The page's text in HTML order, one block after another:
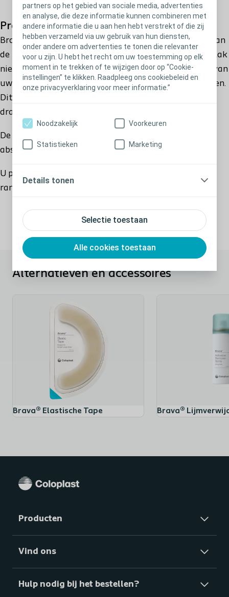
partners op het gebied van sociale media, advertenties
en analyse, die deze informatie kunnen combineren met
andere informatie die u aan hen hebt verstrekt of die zij
hebben verzameld via uw gebruik van hun diensten,
onder andere om advertenties te tonen die relevanter
voor u zijn. U hebt het recht om uw toestemming op elk
moment in te trekken of te wijzigen door op “Cookie-
instellingen” te klikken. Raadpleeg ons cookiebeleid en
onze privacyverklaring voor meer informatie.”
Selectie toestaan
Alle cookies toestaan
Noodzakelijk Voorkeuren
Statistieken Marketing
Details tonen
Productomschrijving
Brava®Elastische Tape is ontworpen om de randen van
de huidplak op hun plaats te houden, zodat de huidplak
niet losraakt. De tape is elastisch, zodat hij de vorm van
uw lichaam volgt en zorgt dat u zich vrij kunt bewegen.
Dit product biedt meer zekerheid en een langere
draagtijd van uw opvangmateriaal.
De tape is ook huidvriendelijk doordat hij vocht
absorbeert.
U plakt naar behoefte één of twee stukjes over de
randen van de huidplak.
Alternatieven en accessoires
Brava® Elastische Tape Brava®
Producten
Vind ons
Hulp nodig bij het bestellen?